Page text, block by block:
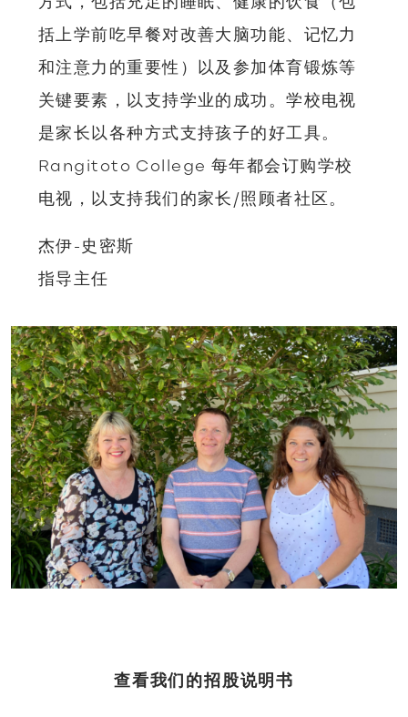
括上学前吃早餐对改善大脑功能、记忆力
和注意力的重要性）以及参加体育锻炼等
关键要素，以支持学业的成功。学校电视
是家长以各种方式支持孩子的好工具。
Rangitoto College 每年都会订购学校
电视，以支持我们的家长/照顾者社区。
杰伊-史密斯
指导主任
查看我们的招股说明书